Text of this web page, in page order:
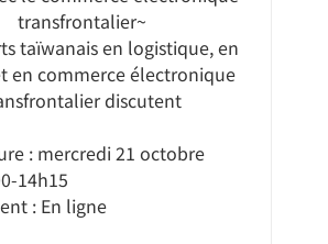
transfrontalier~
taïwanais en logistique, en
en commerce électronique
discutent
: mercredi 21 octobre
14h15
: En ligne